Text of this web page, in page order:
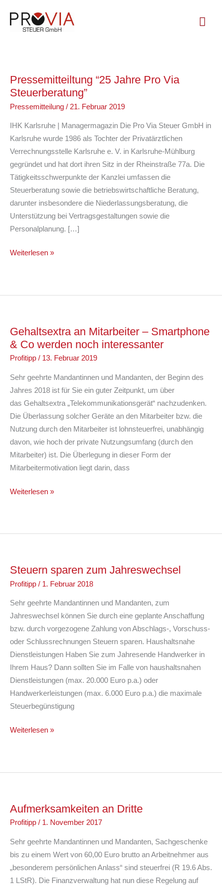
Inhalt
springen
Pressemitteiltung “25 Jahre Pro Via
Steuerberatung”
Pressemitteilung / 21. Februar 2019
IHK Karlsruhe | Managermagazin Die Pro Via Steuer GmbH in
Karlsruhe wurde 1986 als Tochter der Privatärztlichen
Verrechnungsstelle Karlsruhe e. V. in Karlsruhe-Mühlburg
gegründet und hat dort ihren Sitz in der Rheinstraße 77a. Die
Tätigkeitsschwerpunkte der Kanzlei umfassen die
Steuerberatung sowie die betriebswirtschaftliche Beratung,
darunter insbesondere die Niederlassungsberatung, die
Unterstützung bei Vertragsgestaltungen sowie die
Personalplanung. […]
Pressemitteiltung
Weiterlesen »
Gehaltsextra an Mitarbeiter – Smartphone
& Co werden noch interessanter
Profitipp / 13. Februar 2019
Sehr geehrte Mandantinnen und Mandanten, der Beginn des
Jahres 2018 ist für Sie ein guter Zeitpunkt, um über
das Gehaltsextra „Telekommunikationsgerät“ nachzudenken.
Die Überlassung solcher Geräte an den Mitarbeiter bzw. die
Nutzung durch den Mitarbeiter ist lohnsteuerfrei, unabhängig
davon, wie hoch der private Nutzungsumfang (durch den
Mitarbeiter) ist. Die Überlegung in dieser Form der
Mitarbeitermotivation liegt darin, dass
Gehaltsextra
Co
werden
interessanter
Weiterlesen »
Steuern sparen zum Jahreswechsel
Profitipp / 1. Februar 2018
Sehr geehrte Mandantinnen und Mandanten, zum
Jahreswechsel können Sie durch eine geplante Anschaffung
bzw. durch vorgezogene Zahlung von Abschlags-, Vorschuss-
oder Schlussrechnungen Steuern sparen. Haushaltsnahe
Dienstleistungen Haben Sie zum Jahresende Handwerker in
Ihrem Haus? Dann sollten Sie im Falle von haushaltsnahen
Dienstleistungen (max. 20.000 Euro p.a.) oder
Handwerkerleistungen (max. 6.000 Euro p.a.) die maximale
Steuerbegünstigung
Steuern
Weiterlesen »
Aufmerksamkeiten an Dritte
Profitipp / 1. November 2017
Sehr geehrte Mandantinnen und Mandanten, Sachgeschenke
bis zu einem Wert von 60,00 Euro brutto an Arbeitnehmer aus
„besonderem persönlichen Anlass“ sind steuerfrei (R 19.6 Abs.
1 LStR). Die Finanzverwaltung hat nun diese Regelung auf